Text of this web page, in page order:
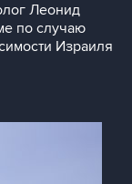
Леонид
по случаю
Израиля